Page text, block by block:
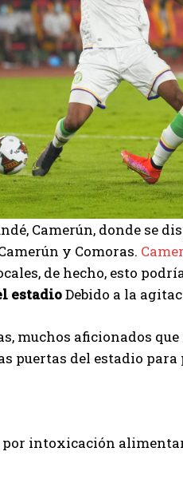
Camerún, donde se
y Comoras.
de hecho, esto
estadioDebido a la
muchos aficionados
del estadio
por intoxicación